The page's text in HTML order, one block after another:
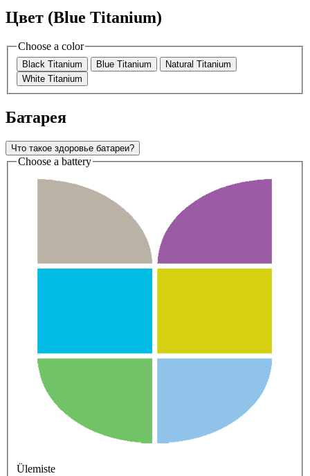
Цвет (Blue Titanium)
Choose a color
Black Titanium Blue Titanium
Natural Titanium
White Titanium
Батарея
Что такое здоровье батареи?
Choose a battery
Ülemiste